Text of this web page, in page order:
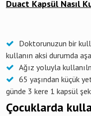
Duact Kapsül Nasıl
Doktorunuzun bir
kullanın aksi durumda
Ağız yoluyla
65 yaşından küçük
günde 3 kere 1 kapsül
Çocuklarda